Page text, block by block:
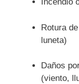
Rotura
luneta)
Daños
(viento,